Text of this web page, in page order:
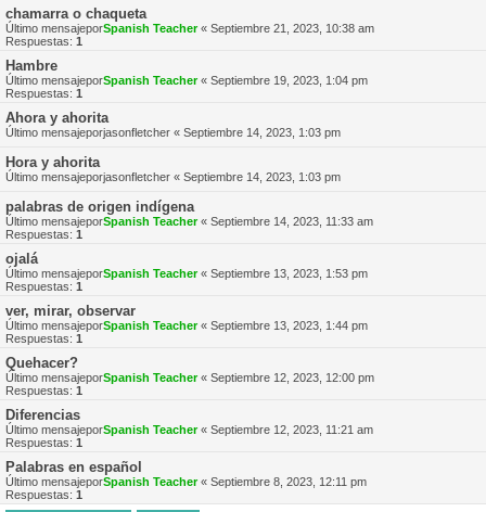
chamarra o chaqueta
Último mensajeporSpanish Teacher« Septiembre 21, 2023, 10:38 am
Respuestas: 1
Hambre
Último mensajeporSpanish Teacher« Septiembre 19, 2023, 1:04 pm
Respuestas: 1
Ahora y ahorita
Último mensajeporjasonfletcher « Septiembre 14, 2023, 1:03 pm
Hora y ahorita
Último mensajeporjasonfletcher « Septiembre 14, 2023, 1:03 pm
palabras de origen indígena
Último mensajeporSpanish Teacher« Septiembre 14, 2023, 11:33 am
Respuestas: 1
ojalá
Último mensajeporSpanish Teacher« Septiembre 13, 2023, 1:53 pm
Respuestas: 1
ver, mirar, observar
Último mensajeporSpanish Teacher« Septiembre 13, 2023, 1:44 pm
Respuestas: 1
Quehacer?
Último mensajeporSpanish Teacher« Septiembre 12, 2023, 12:00 pm
Respuestas: 1
Diferencias
Último mensajeporSpanish Teacher« Septiembre 12, 2023, 11:21 am
Respuestas: 1
Palabras en español
Último mensajeporSpanish Teacher« Septiembre 8, 2023, 12:11 pm
Respuestas: 1